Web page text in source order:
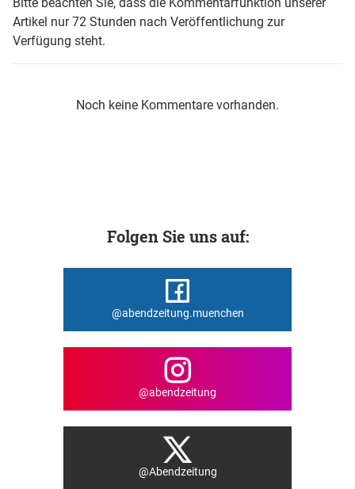
Artikel nur 72 Stunden nach Veröffentlichung zur
Verfügung steht.
Noch keine Kommentare vorhanden.
Folgen Sie uns auf:
@abendzeitung.muenchen
@abendzeitung
@Abendzeitung